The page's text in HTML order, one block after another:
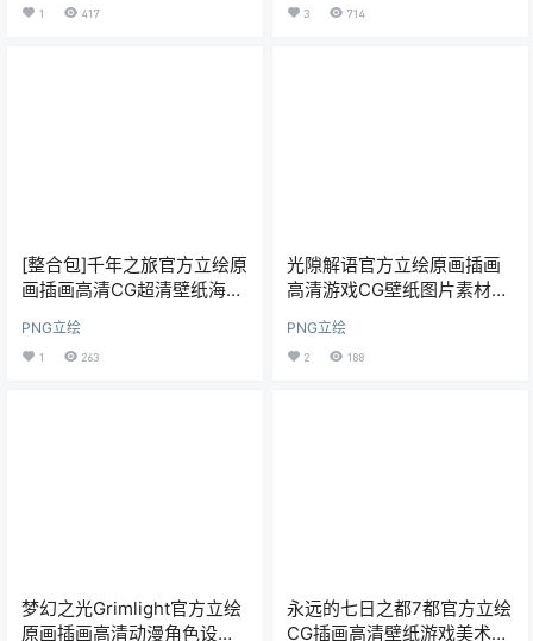
1 417 3 714
[整合包]千年之旅官方立绘原
画插画高清CG超清壁纸海报
PNG立绘
1 263
光隙解语官方立绘原画插画
高清游戏CG壁纸图片素材美
PNG立绘
2 188
梦幻之光Grimlight官方立绘
原画插画高清动漫角色设计
永远的七日之都7都官方立绘
CG插画高清壁纸游戏美术资